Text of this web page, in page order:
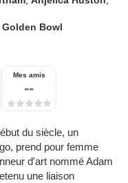
Golden Bowl
Mes amis
--
du siècle, un
prend pour femme
d'art nommé Adam
une liaison